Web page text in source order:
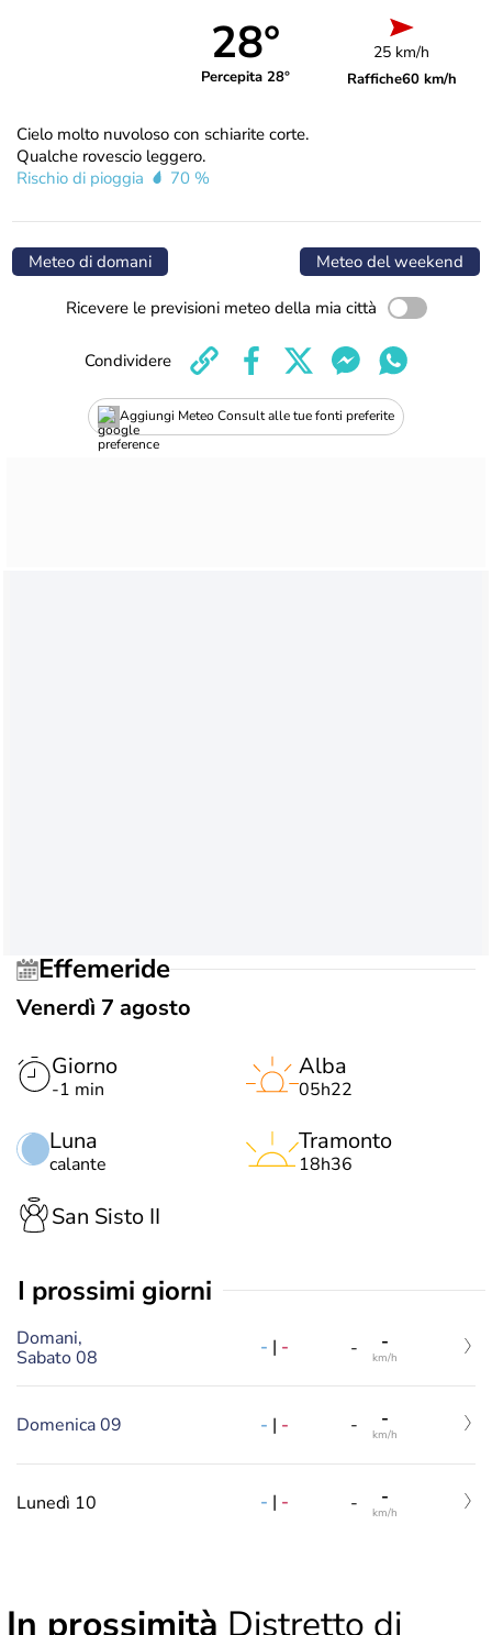
28°
Percepita 28°
25 km/h
Raffiche60 km/h
Cielo molto nuvoloso con schiarite corte.
Qualche rovescio leggero.
Rischio di pioggia
70 %
Meteo di domani Meteo del weekend
Ricevere le previsioni meteo della mia città
Aggiungi Meteo Consult alle tue fonti preferite
Condividere
Effemeride
Venerdì 7 agosto
Giorno
-1 min
Luna
calante
Alba
05h22
Tramonto
18h36
San Sisto II
i prossimi giorni
Domani,
Sabato 08
- | - - -
km/h
Domenica 09 - | - - -
km/h
Lunedì 10 - | - - -
km/h
In prossimità Distretto di